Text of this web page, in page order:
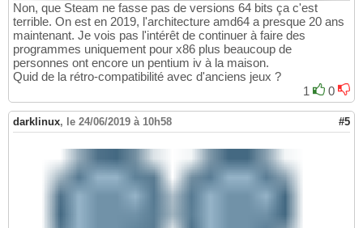
Non, que Steam ne fasse pas de versions 64 bits ça c'est
terrible. On est en 2019, l'architecture amd64 a presque 20 ans
maintenant. Je vois pas l'intérêt de continuer à faire des
programmes uniquement pour x86 plus beaucoup de
personnes ont encore un pentium iv à la maison.
Quid de la rétro-compatibilité avec d'anciens jeux ?
1
0
darklinux, le 24/06/2019 à 10h58 #5